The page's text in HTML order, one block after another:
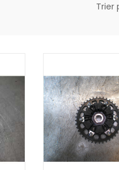
Trier